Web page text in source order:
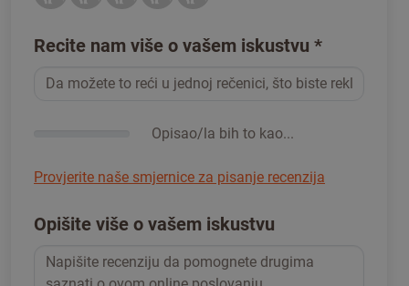
Recite nam više o vašem iskustvu *
Opisao/la bih to kao...
Provjerite naše smjernice za pisanje recenzija
Opišite više o vašem iskustvu